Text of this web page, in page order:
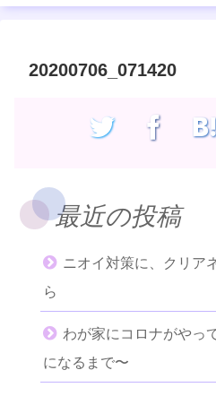
20200706_071420
最近の投稿
ニオイ対策に、クリア
ら
わが家にコロナがやっ
になるまで〜